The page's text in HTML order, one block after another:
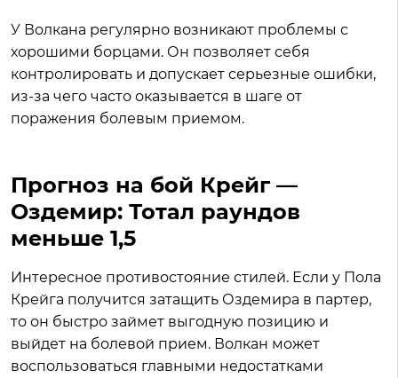
У Волкана регулярно возникают проблемы с
хорошими борцами. Он позволяет себя
контролировать и допускает серьезные ошибки,
из-за чего часто оказывается в шаге от
поражения болевым приемом.
Прогноз на бой Крейг —
Оздемир: Тотал раундов
меньше 1,5
Интересное противостояние стилей. Если у Пола
Крейга получится затащить Оздемира в партер,
то он быстро займет выгодную позицию и
выйдет на болевой прием. Волкан может
воспользоваться главными недостатками